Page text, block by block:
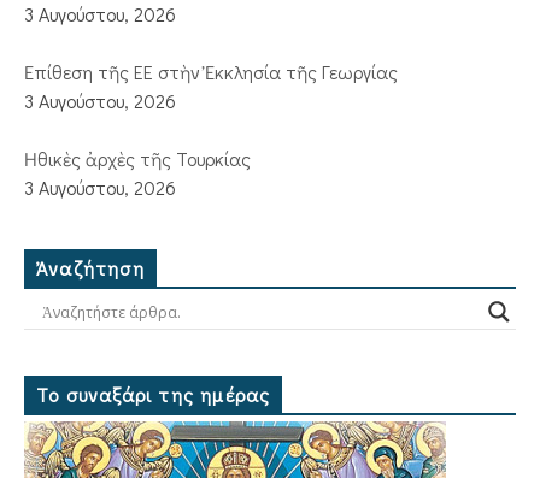
3 Αυγούστου, 2026
Ἐπίθεση τῆς ΕΕ στὴν Ἐκκλησία τῆς Γεωργίας
3 Αυγούστου, 2026
Ἠθικὲς ἀρχὲς τῆς Τουρκίας
3 Αυγούστου, 2026
Ἀναζήτηση
Το συναξάρι της ημέρας